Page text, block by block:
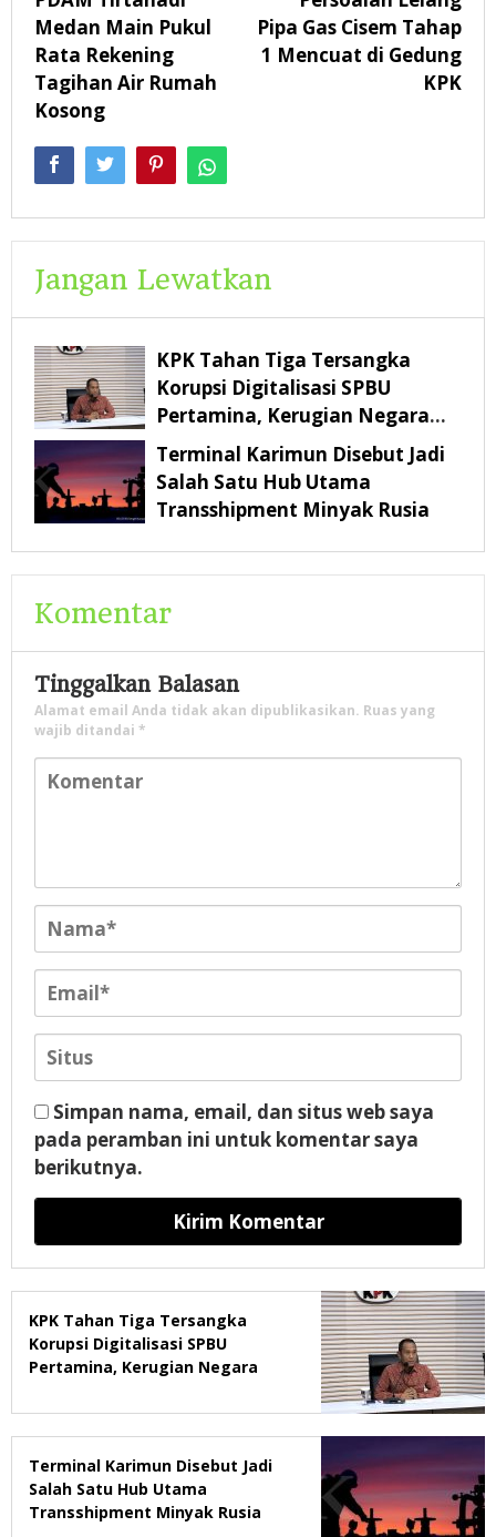
Medan Main Pukul
Rata Rekening
Tagihan Air Rumah
Kosong
Pipa Gas Cisem Tahap
1 Mencuat di Gedung
KPK
Jangan Lewatkan
KPK Tahan Tiga Tersangka
Korupsi Digitalisasi SPBU
Pertamina, Kerugian Negara
Rp322,18 Miliar
Terminal Karimun Disebut Jadi
Salah Satu Hub Utama
Transshipment Minyak Rusia
Komentar
Tinggalkan Balasan
Alamat email Anda tidak akan dipublikasikan. Ruas yang
wajib ditandai *
Simpan nama, email, dan situs web saya
pada peramban ini untuk komentar saya
berikutnya.
KPK Tahan Tiga Tersangka
Korupsi Digitalisasi SPBU
Pertamina, Kerugian Negara
Terminal Karimun Disebut Jadi
Salah Satu Hub Utama
Transshipment Minyak Rusia